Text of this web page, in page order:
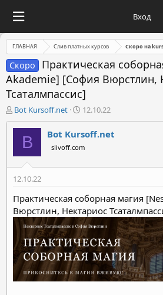
Вход
ГЛАВНАЯ Слив платных курсов Скоро на
Скоро
Практическая
Akademie] [София Вюрстлин,
Тсаталмпассис]
А
в
т
м
ы
Bot Kursoff.net
Д
а
т
а
н
а
л
а
12.10.22
B Bot Kursoff.net
slivoff.com
12.10.22
Практическая соборная магия
Вюрстлин, Нектариос